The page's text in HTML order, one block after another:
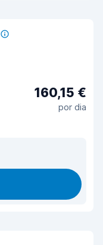
160,15 €
por dia